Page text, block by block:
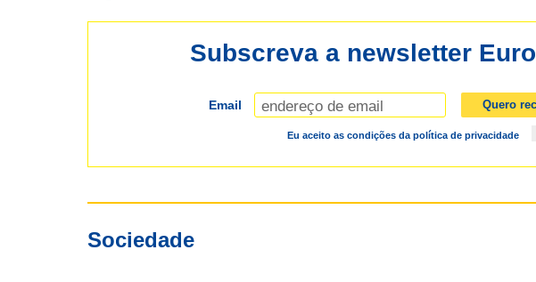
Subscreva a newsletter
Email
Eu aceito as condições da política de privacidade
Sociedade